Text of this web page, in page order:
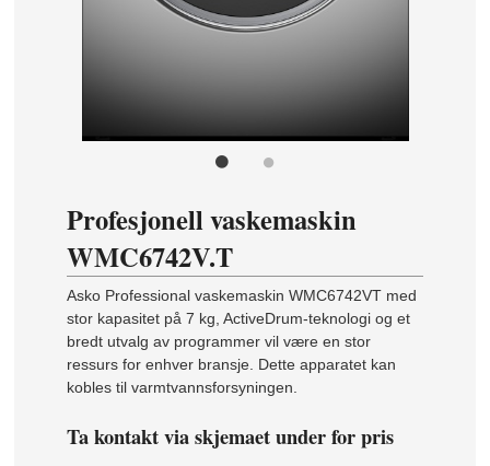
Profesjonell vaskemaskin
WMC6742V.T
Asko Professional vaskemaskin WMC6742VT med
stor kapasitet på 7 kg, ActiveDrum-teknologi og et
bredt utvalg av programmer vil være en stor
ressurs for enhver bransje. Dette apparatet kan
kobles til varmtvannsforsyningen.
Ta kontakt via skjemaet under for pris